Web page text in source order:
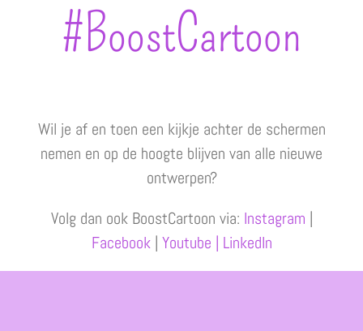
#BoostCartoon
Wil je af en toen een kijkje achter de schermen
nemen en op de hoogte blijven van alle nieuwe
ontwerpen?
Volg dan ook BoostCartoon via: Instagram |
Facebook| Youtube | LinkedIn